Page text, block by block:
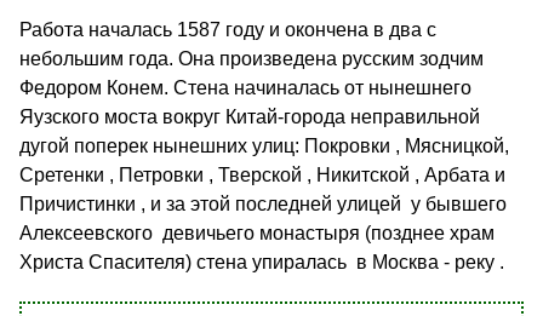
Работа началась 1587 году и окончена в два с
небольшим года. Она произведена русским зодчим
Федором Конем. Стена начиналась от нынешнего
Яузского моста вокруг Китай-города неправильной
дугой поперек нынешних улиц: Покровки , Мясницкой,
Сретенки , Петровки , Тверской , Никитской , Арбата и
Причистинки , и за этой последней улицей у бывшего
Алексеевского девичьего монастыря (позднее храм
Христа Спасителя) стена упиралась в Москва - реку .